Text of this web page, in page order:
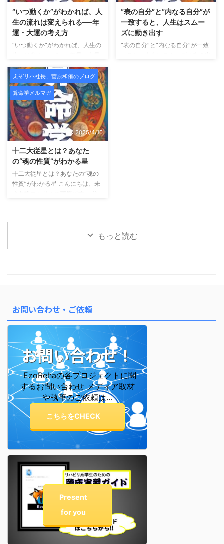
ィーサロンです。 HAYIMビュー
ティサロンとは？ HAYIMビュー
ティサロンは、理学療法士として
身体構造を熟知した代表が監修
し、CURAIMという韓国美容と医
ルケアを提供しています。
肌
...
師匠の言葉。昔お世話になった人
の助言。厳しくも愛のあるフィー
ドバック。 それらが「うるさい
もの」「古い価値観」「今の自分
には合わないもの」に見え始め
“いつ動くか”がわかれば、人
生の流れは変えられる──年
運・大運の考え方
“いつ動くか”がわかれば、人生の
の考え方 こんにちは、未来占略
コンサルの菅原です。 これまで
のメルマガでは、 「自分の宿
命」や「星の組み合わせ」を通し
て、 “どんな自分か”を知る方法を
お届けしてきました。 今回はそ
こから一歩踏み込み、「いつ動く
か？」という、 人生のタイミン
グの読み方＝運勢のリズムについ
てご紹介します。 運勢には“波”が
ある 算命学では、運の流れを大
きく2つに分けて見ます。 年運
（ねんうん）： 1年ごとのテー
“表の自分”と“内なる自分”が
一致すると、人生はスムー
ズに動き出す
“表の自分”と“内なる自分”が一致
えぞリハ社長、菅原和侑のブログ
算命学メルマガ
2025/4/10
十二大従星とは？あなた
の“魂の性質”がわかる星
十二大従星とは？あなたの“魂の
性質”がわかる星 こんにちは、未
行動パターンが変わるというお話
をしました。 今回はさらに深
表しています。 これが「十二大
従星」です。 この星を知ると、
なぜ自分はこう感じやすいのか ...
もっと読む
お問い合わせ・ご依頼
お問い合わせ！
EzoRehaの各プロジェクトに関
するお問い合わせ メディア取材
や執筆のご依頼は…
こちらをCHECK
Present
for you